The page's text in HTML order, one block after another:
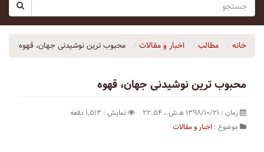
خانه مطالب اخبار و مقالات محبوب ترین نوشیدنی جهان، قهوه
محبوب ترین نوشیدنی جهان، قهوه
زمان : ۱۳۹۸/۱۰/۲۱ ه‍.ش.،‏ ۲۲:۵۴
نمایش : ۱٬۵۱۳ دفعه
موضوع : اخبار و مقالات